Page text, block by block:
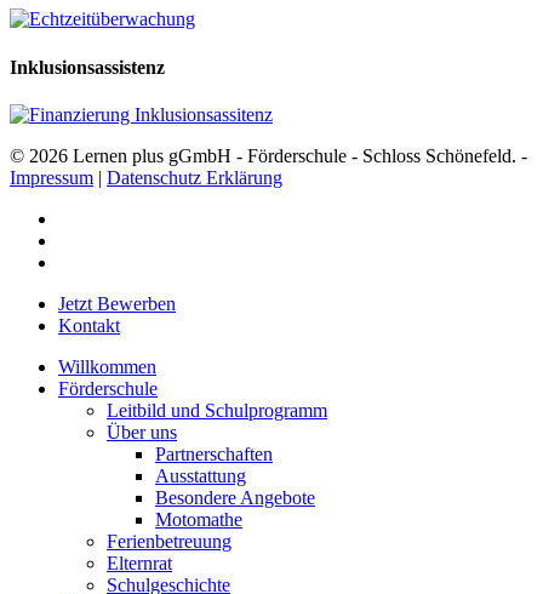
Inklusionsassistenz
© 2026 Lernen plus gGmbH - Förderschule - Schloss Schönefeld. -
Impressum | Datenschutz Erklärung
Close
Menu
Jetzt Bewerben
Kontakt
Willkommen
Förderschule
Leitbild und Schulprogramm
Über uns
Partnerschaften
Ausstattung
Besondere Angebote
Motomathe
Ferienbetreuung
Elternrat
Schulgeschichte